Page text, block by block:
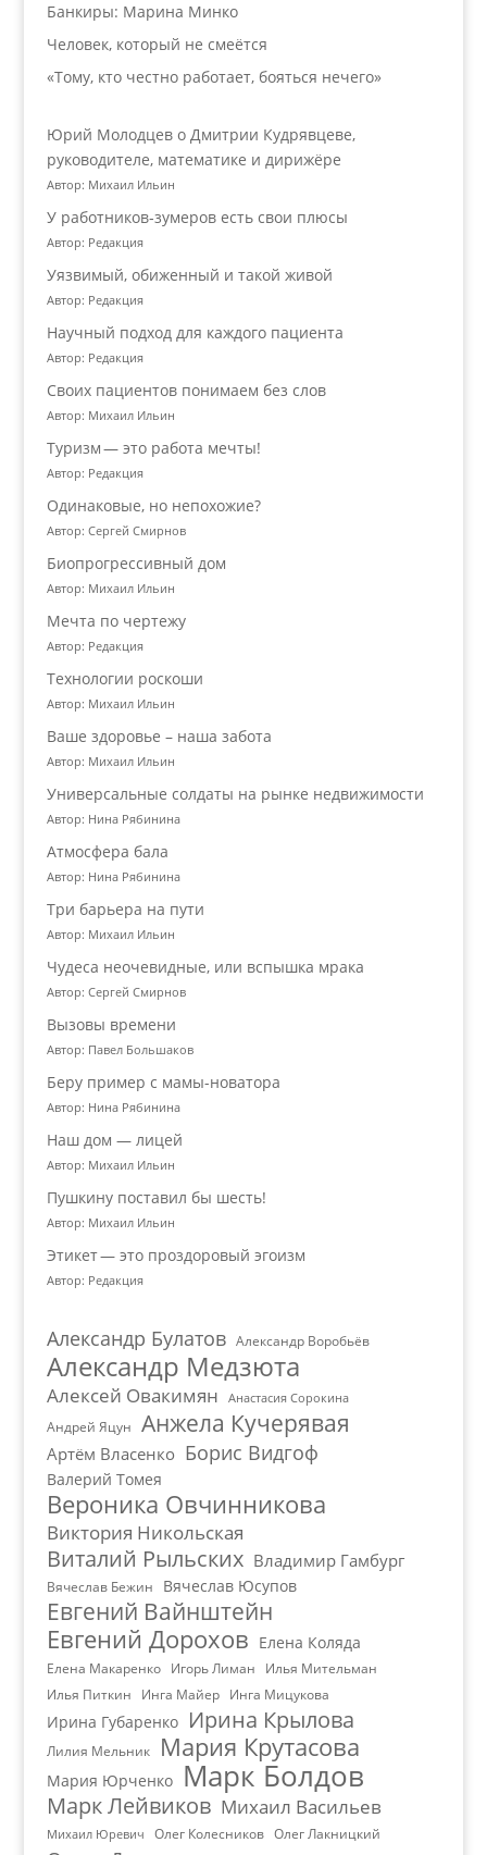
Банкиры: Марина Минко
Человек, который не смеётся
«Тому, кто честно работает, бояться нечего»
Юрий Молодцев о Дмитрии Кудрявцеве,
руководителе, математике и дирижёре
Автор: Михаил Ильин
У работников‑зумеров есть свои плюсы
Автор: Редакция
Уязвимый, обиженный и такой живой
Автор: Редакция
Научный подход для каждого пациента
Автор: Редакция
Своих пациентов понимаем без слов
Автор: Михаил Ильин
Туризм — это работа мечты!
Автор: Редакция
Одинаковые, но непохожие?
Автор: Сергей Смирнов
Биопрогрессивный дом
Автор: Михаил Ильин
Мечта по чертежу
Автор: Редакция
Технологии роскоши
Автор: Михаил Ильин
Ваше здоровье – наша забота
Автор: Михаил Ильин
Универсальные солдаты на рынке недвижимости
Автор: Нина Рябинина
Атмосфера бала
Автор: Нина Рябинина
Три барьера на пути
Автор: Михаил Ильин
Чудеса неочевидные, или вспышка мрака
Автор: Сергей Смирнов
Вызовы времени
Автор: Павел Большаков
Беру пример с мамы-новатора
Автор: Нина Рябинина
Наш дом — лицей
Автор: Михаил Ильин
Пушкину поставил бы шесть!
Автор: Михаил Ильин
Этикет — это проздоровый эгоизм
Автор: Редакция
Александр Булатов Александр Воробьёв
Александр Медзюта
Алексей Овакимян Анастасия Сорокина
Андрей Яцун Анжела Кучерявая
Артём Власенко Борис Видгоф
Валерий Томея
Вероника Овчинникова
Виктория Никольская
Виталий Рыльских Владимир Гамбург
Вячеслав Бежин Вячеслав Юсупов
Евгений Вайнштейн
Евгений Дорохов Елена Коляда
Елена Макаренко Игорь Лиман
Илья Мительман
Илья Питкин
Инга Майер Инга Мицукова
Ирина Губаренко Ирина Крылова
Лилия Мельник Мария Крутасова
Мария Юрченко Марк Болдов
Марк Лейвиков Михаил Васильев
Михаил Юревич Олег Колесников Олег Лакницкий